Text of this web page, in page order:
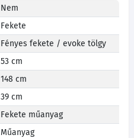
Nem
Fekete
Fényes fekete / evoke tölgy
53 cm
148 cm
39 cm
Fekete műanyag
Műanyag